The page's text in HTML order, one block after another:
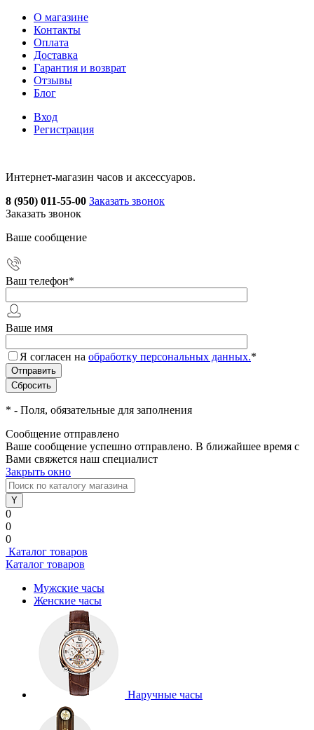
О магазине
Контакты
Оплата
Доставка
Гарантия и возврат
Отзывы
Блог
Вход
Регистрация
Интернет-магазин часов и аксессуаров.
8 (950) 011-55-00 Заказать звонок
Заказать звонок
Ваше сообщение
Ваш телефон*
Ваше имя
Я согласен на обработку персональных данных.*
* - Поля, обязательные для заполнения
Сообщение отправлено
Ваше сообщение успешно отправлено. В ближайшее время с
Вами свяжется наш специалист
Закрыть окно
0
0
0
Каталог товаров
Каталог товаров
Мужские часы
Женские часы
Наручные часы